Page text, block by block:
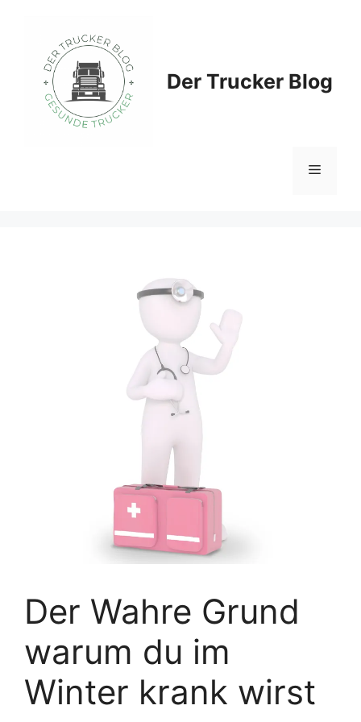
springen
Der Trucker Blog
Menü
Der Wahre Grund
warum du im
Winter krank wirst